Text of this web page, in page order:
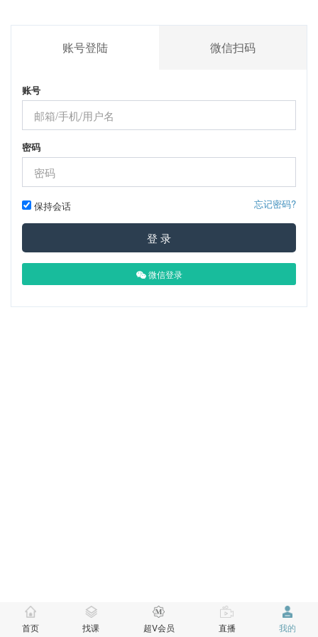
账号登陆 微信扫码
账号
密码
保持会话 忘记密码?
登 录
微信登录
首页 找课 超V会员 直播 我的